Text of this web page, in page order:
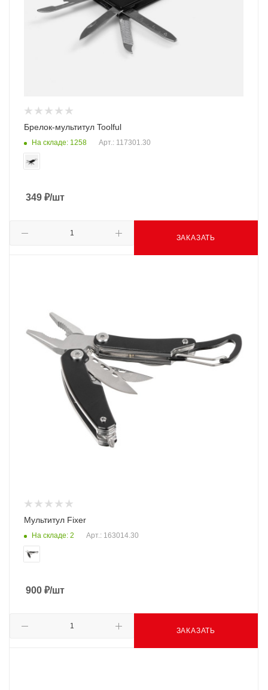
Брелок-мультитул Toolful
На складе: 1258 Арт.: 117301.30
349 ₽/шт
ЗАКАЗАТЬ
Мультитул Fixer
На складе: 2 Арт.: 163014.30
900 ₽/шт
ЗАКАЗАТЬ